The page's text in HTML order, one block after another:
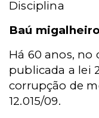
Disciplina
Baú migalheiro
Há 60 anos, no
publicada a lei
corrupção de
12.015/09.